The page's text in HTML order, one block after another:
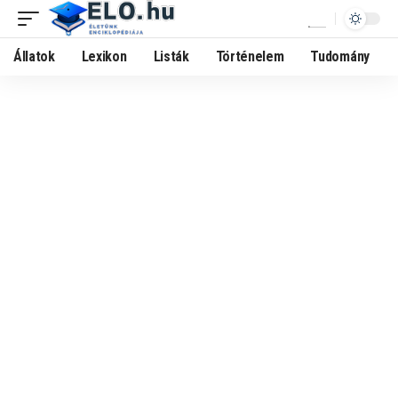
Állatok Lexikon Listák Történelem Tudomány